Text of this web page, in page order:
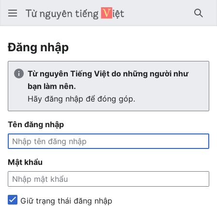
Tìm
Đăng nhập
Từ nguyên Tiếng Việt do những người như
bạn làm nên.
Hãy đăng nhập để đóng góp.
Tên đăng nhập
Mật khẩu
Giữ trạng thái đăng nhập